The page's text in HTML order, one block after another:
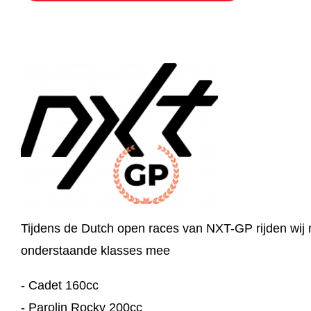
Tijdens de Dutch open races van NXT-GP rijden wij
onderstaande klasses mee
- Cadet 160cc
- Parolin Rocky 200cc